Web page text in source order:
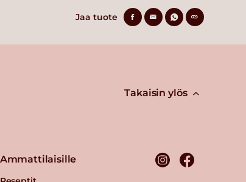
Jaa tuote
Takaisin ylös
Ammattilaisille